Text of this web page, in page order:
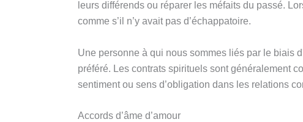
leurs différends ou réparer les méfaits du passé.
comme s’il n’y avait pas d’échappatoire.
Une personne à qui nous sommes liés par le biais
préféré. Les contrats spirituels sont généralement
sentiment ou sens d’obligation dans les relations
Accords d’âme d’amour